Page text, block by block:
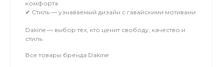
комфорта
✔ Стиль — узнаваемый дизайн с гавайскими мотивами
Dakine — выбор тех, кто ценит свободу, качество и
стиль.
Все товары бренда Dakine